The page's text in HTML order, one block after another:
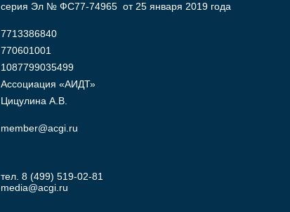
серия Эл № ФС77-74965 от 25 января 2019 года
7713386840
770601001
1087799035499
Ассоциация «АИДТ»
Цицулина А.В.
member@acgi.ru
тел. 8 (499) 519-02-81
media@acgi.ru